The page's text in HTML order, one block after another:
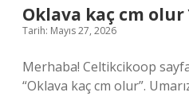
Oklava kaç cm olur
Tarih: Mayıs 27, 2026
Merhaba! Celtikcikoop
“Oklava kaç cm olur”.